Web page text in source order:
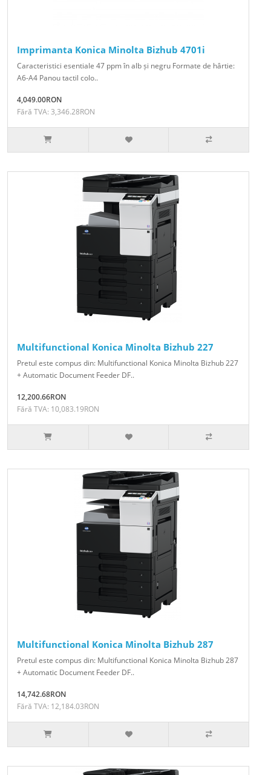
Imprimanta Konica Minolta Bizhub 4701i
Caracteristici esentiale 47 ppm în alb și negru Formate de hârtie:
A6-A4 Panou tactil colo..
4,049.00RON
Fără TVA: 3,346.28RON
Multifunctional Konica Minolta Bizhub 227
Pretul este compus din: Multifunctional Konica Minolta Bizhub 227
+ Automatic Document Feeder DF..
12,200.66RON
Fără TVA: 10,083.19RON
Multifunctional Konica Minolta Bizhub 287
Pretul este compus din: Multifunctional Konica Minolta Bizhub 287
+ Automatic Document Feeder DF..
14,742.68RON
Fără TVA: 12,184.03RON